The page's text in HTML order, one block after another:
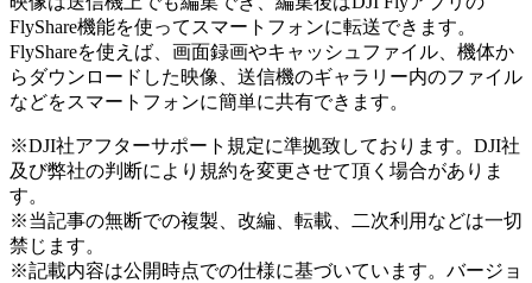
FlyShare機能を使ってスマートフォンに転送できます。
FlyShareを使えば、画面録画やキャッシュファイル、機体か
らダウンロードした映像、送信機のギャラリー内のファイル
などをスマートフォンに簡単に共有できます。
※DJI社アフターサポート規定に準拠致しております。DJI社
及び弊社の判断により規約を変更させて頂く場合がありま
す。
※当記事の無断での複製、改編、転載、二次利用などは一切
禁じます。
※記載内容は公開時点での仕様に基づいています。バージョ